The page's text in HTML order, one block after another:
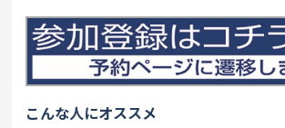
こんな人にオススメ